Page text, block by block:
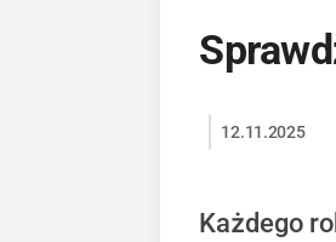
12.11.2025
Każdego